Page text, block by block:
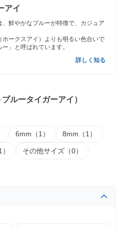
アイ
鮮やかなブルーが特徴で、カジュア
ークスアイ）よりも明るい色合いで
」と呼ばれています。
詳しく知る
ルータイガーアイ）
6mm（1） 8mm（1）
その他サイズ（0）